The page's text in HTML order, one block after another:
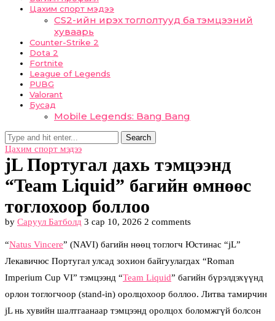
Цахим спорт мэдээ
CS2-ийн ирэх тоглолтууд ба тэмцээний
хуваарь
Counter-Strike 2
Dota 2
Fortnite
League of Legends
PUBG
Valorant
Бусад
Mobile Legends: Bang Bang
Search
Цахим спорт мэдээ
jL Португал дахь тэмцээнд
“Team Liquid” багийн өмнөөс
тоглохоор боллоо
by Саруул Батболд 3 сар 10, 2026 2 comments
“Natus Vincere” (NAVI) багийн нөөц тоглогч Юстинас “jL”
Лекавичюс Португал улсад зохион байгуулагдах “Roman
Imperium Cup VI” тэмцээнд “Team Liquid” багийн бүрэлдэхүүнд
орлон тоглогчоор (stand-in) оролцохоор боллоо. Литва тамирчин
jL нь хувийн шалтгаанаар тэмцээнд оролцох боломжгүй болсон